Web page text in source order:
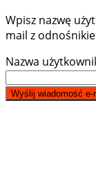
Wpisz nazwę
mail z
Nazwa
Wyślij wiadomość e-